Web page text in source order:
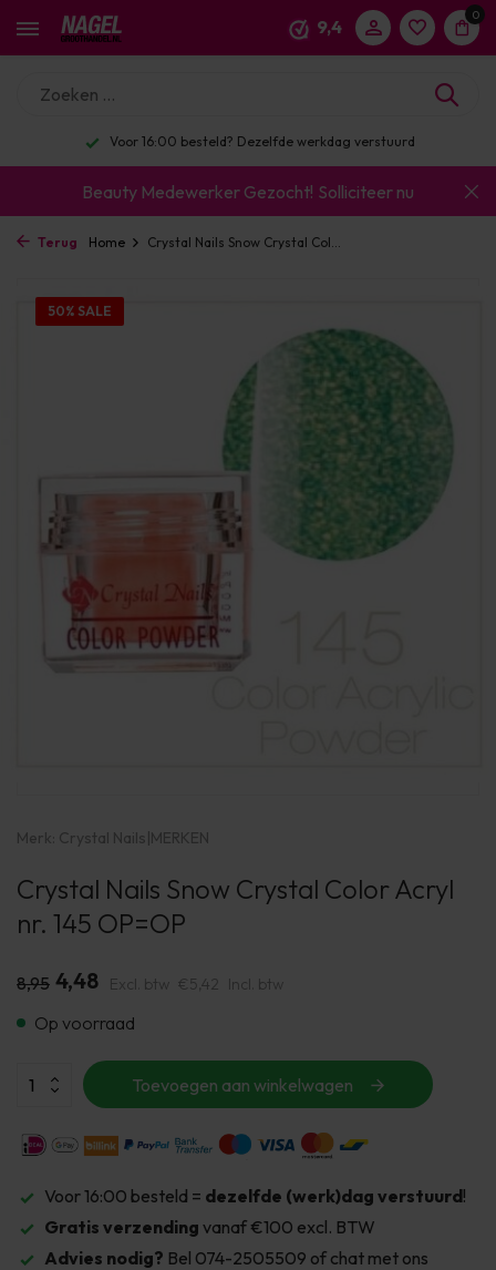
9,4
0
Voor 16:00 besteld? Dezelfde werkdag verstuurd
Beauty Medewerker Gezocht! Solliciteer nu
Terug Home Crystal Nails Snow Crystal Col...
50% SALE
Merk: Crystal Nails|MERKEN
Crystal Nails Snow Crystal Color Acryl
nr. 145 OP=OP
8,95 4,48 Excl. btw €5,42 Incl. btw
Op voorraad
Toevoegen aan winkelwagen
Voor 16:00 besteld = dezelfde (werk)dag verstuurd!
Gratis verzending vanaf €100 excl. BTW
Advies nodig? Bel 074-2505509 of chat met ons